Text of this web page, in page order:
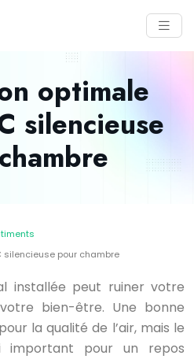
optimale
silencieuse
silencieuse pour chambre
installée peut ruiner votre
bien-être. Une bonne
la qualité de l’air, mais le
important pour un repos